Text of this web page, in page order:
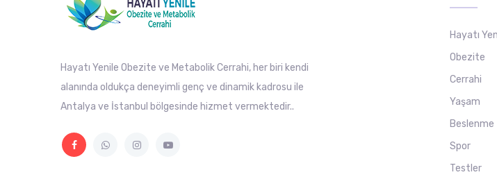
Hayatı Yenile Obezite ve Metabolik Cerrahi, her biri kendi
alanında oldukça deneyimli genç ve dinamik kadrosu ile
Antalya ve İstanbul bölgesinde hizmet vermektedir..
Hayatı
Obezite
Cerrahi
Yaşam
Beslenme
Spor
Testler